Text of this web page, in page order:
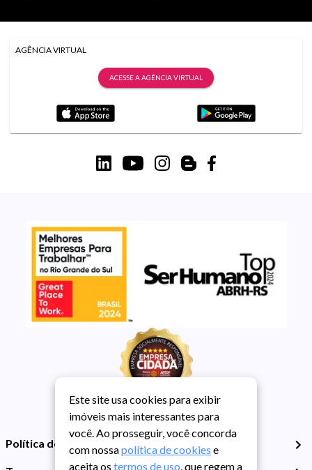
AGÊNCIA VIRTUAL
ACESSE A AGÊNCIA VIRTUAL
Política de Privacidade
Este site usa cookies para exibir
imóveis mais interessantes para
você. Ao prosseguir, você concorda
com nossapolítica de cookies e
aceita os termos de uso, que regem a